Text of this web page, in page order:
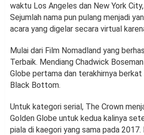
waktu Los Angeles dan New York
Sejumlah nama pun pulang menjadi
acara yang digelar secara virtual
Mulai dari Film Nomadland yang
Terbaik. Mendiang Chadwick
Globe pertama dan terakhirnya berkat
Black Bottom.
Untuk kategori serial, The Crown
Golden Globe untuk kedua kalinya
piala di kaegori yang sama pada 2017.